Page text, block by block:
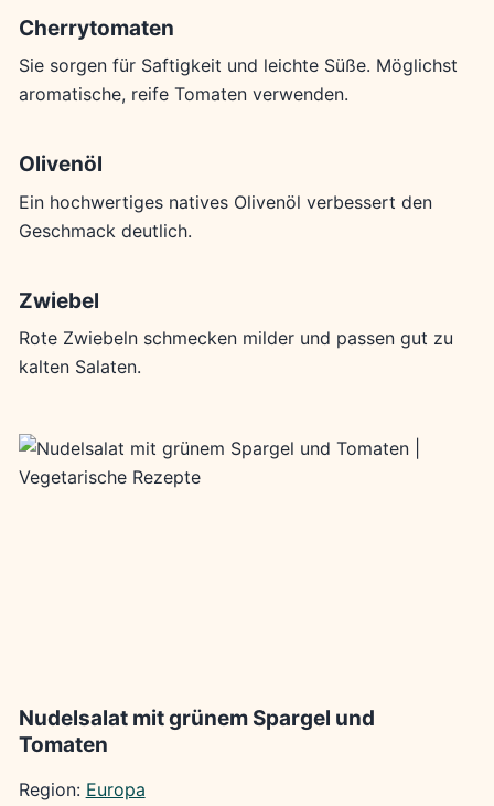
Cherrytomaten
Sie sorgen für Saftigkeit und leichte Süße. Möglichst
aromatische, reife Tomaten verwenden.
Olivenöl
Ein hochwertiges natives Olivenöl verbessert den
Geschmack deutlich.
Zwiebel
Rote Zwiebeln schmecken milder und passen gut zu
kalten Salaten.
Nudelsalat mit grünem Spargel und
Tomaten
Region: Europa